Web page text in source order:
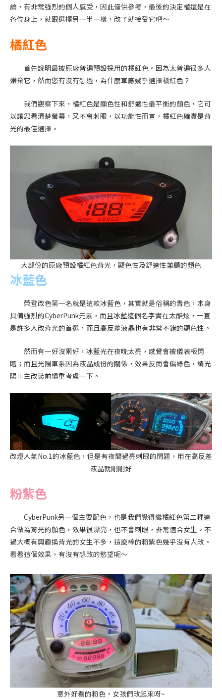
論，有非常強烈的個人感受，因此僅供參考，最後的決定權還是在
各位身上，就跟選擇另一半一樣，改了就接受它吧～
橘紅色
首先說明最被原廠普遍預設採用的橘紅色。因為太普遍很多人
嫌棄它，然而您有沒有想過，為什麼車廠幾乎選擇橘紅色？
我們觀察下來，橘紅色是顯色性和舒適性最平衡的顏色，它可
以讓您看清楚螢幕，又不會刺眼，以功能性而言，橘紅色確實是背
光的最佳選擇。
大部份的原廠預設橘紅色背光，顯色性及舒適性兼顧的顏色
冰藍色
榮登改色第一名就是這款冰藍色，其實就是俗稱的青色，本身
具備強烈的CyberPunk元素，而且冰藍這個名字實在太酷炫，一直
是許多人改背光的首選，而且高反差液晶也有非常不錯的顯色性。
然而有一好沒兩好，冰藍光在夜晚太亮，感覺會被儀表板閃
瞎；而且光陽車系因為液晶成份的關係，效果反而會偏綠色，請光
陽車主改裝前慎重考慮一下。
改燈人氣No.1的冰藍色，但是有夜間過亮刺眼的問題，用在高反差
液晶就剛剛好
粉紫色
CyberPunk另一個主要配色，也是我們覺得繼橘紅色第二種適
合做為背光的顏色，效果很漂亮，也不會刺眼，非常適合女生。不
過大概有興趣換背光的女生不多，這麼棒的粉紫色幾乎沒有人改。
看看這個效果，有沒有想改的慾望呢～
意外好看的粉色，女孩們改起來呀~